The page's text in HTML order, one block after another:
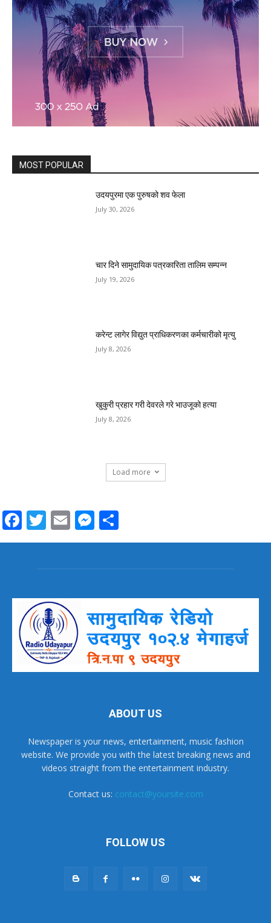
MOST POPULAR
उदयपुरमा एक पुरुषको शव फेला
July 30, 2026
चार दिने सामुदायिक पत्रकारिता तालिम सम्पन्न
July 19, 2026
करेन्ट लागेर विद्युत प्राधिकरणका कर्मचारीको मृत्यु
July 8, 2026
खुकुरी प्रहार गरी देवरले गरे भाउजूको हत्या
July 8, 2026
Load more
Facebook
Twitter
EmailMessenger
ABOUT US
Newspaper is your news, entertainment, music fashion
website. We provide you with the latest breaking news and
videos straight from the entertainment industry.
Contact us: contact@yoursite.com
FOLLOW US